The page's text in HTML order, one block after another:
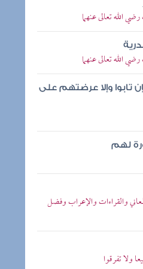
الله تعالى عنهما
الله تعالى عنهما
تابوا وإلا عرضتهم على
لهم
والقراءات والإعراب وفضل
ولا تفرقوا